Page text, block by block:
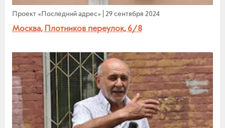
Проект «Последний адрес» 29 сентября 2024
Москва, Плотников переулок, 6/8